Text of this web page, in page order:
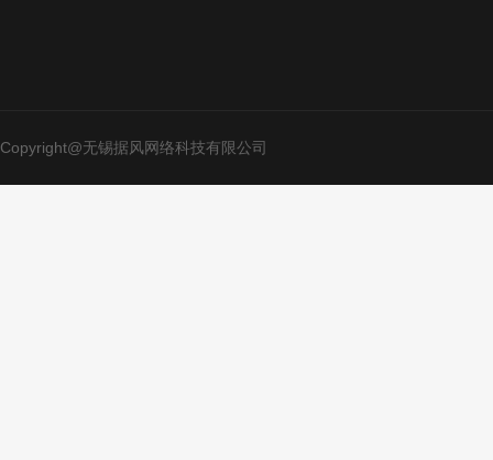
Copyright@无锡据风网络科技有限公司